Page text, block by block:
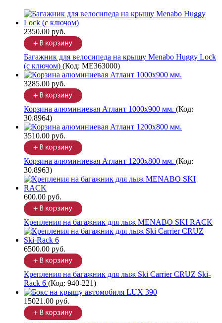
2350.00 руб.
Багажник для велосипеда на крышу Menabo Huggy Lock
(с ключом) (Код: ME363000)
3285.00 руб.
Корзина алюминиевая Атлант 1000х900 мм. (Код:
30.8964)
3510.00 руб.
Корзина алюминиевая Атлант 1200х800 мм. (Код:
30.8963)
600.00 руб.
Крепления на багажник для лыж MENABO SKI RACK
6500.00 руб.
Крепления на багажник для лыж Ski Carrier CRUZ Ski-
Rack 6 (Код: 940-221)
15021.00 руб.